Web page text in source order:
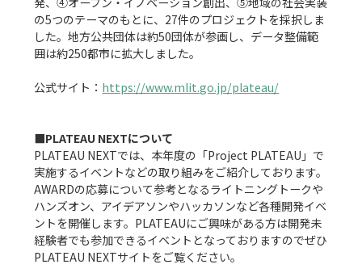
の5つのテーマのもとに、27件のプロジェクトを採択しま
した。地方公共団体は約50団体が参画し、データ整備範
囲は約250都市に拡大しました。
公式サイト： https://www.mlit.go.jp/plateau/
■PLATEAU NEXTについて
PLATEAU NEXTでは、本年度の「Project PLATEAU」で
実施するイベントなどの取り組みをご紹介しております。
AWARDの応募について参考となるライトニングトークや
ハンズオン、アイデアソンやハッカソンなど各種開発イベ
ントを開催します。PLATEAUにご興味がある方は開発未
経験者でも参加できるイベントとなっておりますのでぜひ
PLATEAU NEXTサイトをご覧ください。